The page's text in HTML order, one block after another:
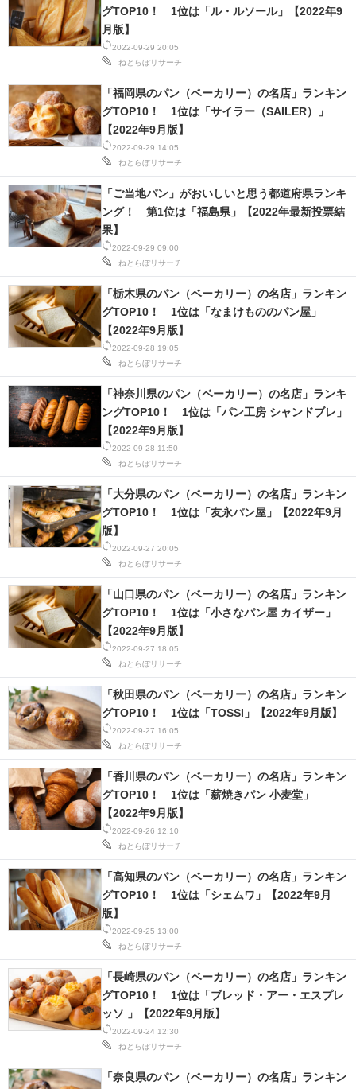
2022-09-29 20:05
ねとらぼリサーチ
グTOP10！ 1位は「ル・ルソール」【2022年9
月版】
2022-09-29 14:05
ねとらぼリサーチ
「福岡県のパン（ベーカリー）の名店」ランキン
グTOP10！ 1位は「サイラー（SAILER）」
【2022年9月版】
2022-09-29 09:00
ねとらぼリサーチ
「ご当地パン」がおいしいと思う都道府県ランキ
ング！ 第1位は「福島県」【2022年最新投票結
果】
2022-09-28 19:05
ねとらぼリサーチ
「栃木県のパン（ベーカリー）の名店」ランキン
グTOP10！ 1位は「なまけもののパン屋」
【2022年9月版】
2022-09-28 11:50
ねとらぼリサーチ
「神奈川県のパン（ベーカリー）の名店」ランキ
ングTOP10！ 1位は「パン工房 シャンドブレ」
【2022年9月版】
2022-09-27 20:05
ねとらぼリサーチ
「大分県のパン（ベーカリー）の名店」ランキン
グTOP10！ 1位は「友永パン屋」【2022年9月
版】
2022-09-27 18:05
ねとらぼリサーチ
「山口県のパン（ベーカリー）の名店」ランキン
グTOP10！ 1位は「小さなパン屋 カイザー」
【2022年9月版】
2022-09-27 16:05
ねとらぼリサーチ
「秋田県のパン（ベーカリー）の名店」ランキン
グTOP10！ 1位は「TOSSI」【2022年9月版】
2022-09-26 12:10
ねとらぼリサーチ
「香川県のパン（ベーカリー）の名店」ランキン
グTOP10！ 1位は「薪焼きパン 小麦堂」
【2022年9月版】
2022-09-25 13:00
ねとらぼリサーチ
「高知県のパン（ベーカリー）の名店」ランキン
グTOP10！ 1位は「シェムワ」【2022年9月
版】
2022-09-24 12:30
ねとらぼリサーチ
「長崎県のパン（ベーカリー）の名店」ランキン
グTOP10！ 1位は「ブレッド・アー・エスプレ
ッソ 」【2022年9月版】
「奈良県のパン（ベーカリー）の名店」ランキン